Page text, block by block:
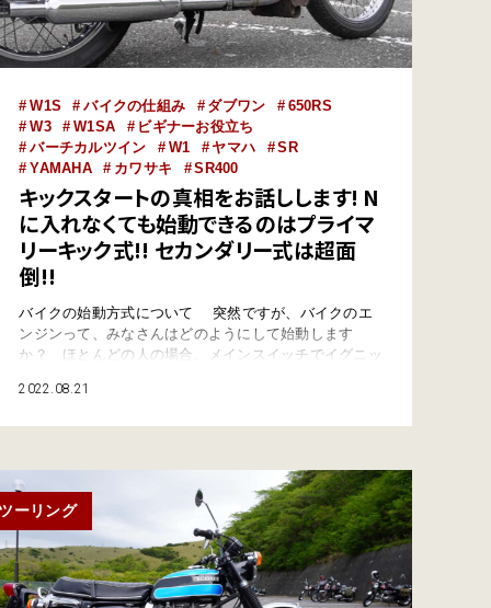
W1S バイクの仕組み ダブワン
650RS
W3
W1SA
ビギナーお役立ち
バーチカルツイン
W1 ヤマハ
SR
YAMAHA
カワサキ SR400
キックスタートの真相をお話しします! N
に入れなくても始動できるのはプライマ
リーキック式!! セカンダリー式は超面
倒!!
バイクの始動方式について 突然ですが、バイクのエ
ンジンって、みなさんはどのようにして始動します
か？ ほとんどの人の場合、メインスイッチでイグニッ
ターターボタンを押すという流れではないでしょうか。
2022.08.21
ツーリング